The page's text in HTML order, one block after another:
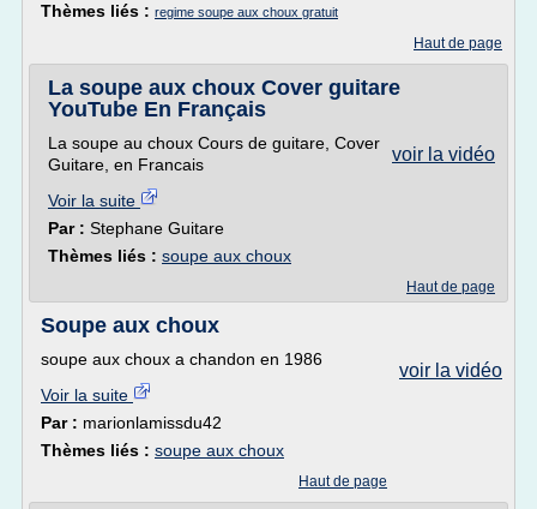
Thèmes liés : regime soupe aux choux gratuit
Haut de page
La soupe aux choux Cover guitare
YouTube En Français
voir la vidéo
La soupe au choux Cours de guitare, Cover
Guitare, en Francais
Voir la suite
Par : Stephane Guitare
Thèmes liés : soupe aux choux
Haut de page
Soupe aux choux
voir la vidéo
soupe aux choux a chandon en 1986
Voir la suite
Par : marionlamissdu42
Thèmes liés : soupe aux choux
Haut de page